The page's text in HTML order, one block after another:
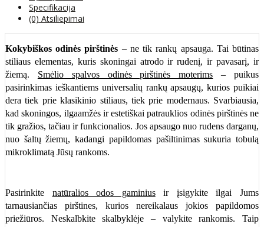
Specifikacija
(0) Atsiliepimai
Kokybiškos odinės pirštinės – ne tik rankų apsauga. Tai būtinas
stiliaus elementas, kuris skoningai atrodo ir rudenį, ir pavasarį, ir
žiemą. Smėlio spalvos odinės pirštinės moterims – puikus
pasirinkimas ieškantiems universalių rankų apsaugų, kurios puikiai
dera tiek prie klasikinio stiliaus, tiek prie modernaus. Svarbiausia,
kad skoningos, ilgaamžės ir estetiškai patrauklios odinės pirštinės ne
tik gražios, tačiau ir funkcionalios. Jos apsaugo nuo rudens darganų,
nuo šaltų žiemų, kadangi papildomas pašiltinimas sukuria tobulą
mikroklimatą Jūsų rankoms.
Pasirinkite natūralios odos gaminiusir įsigykite ilgai Jums
tarnausiančias pirštines, kurios nereikalaus jokios papildomos
priežiūros. Neskalbkite skalbyklėje – valykite rankomis. Taip